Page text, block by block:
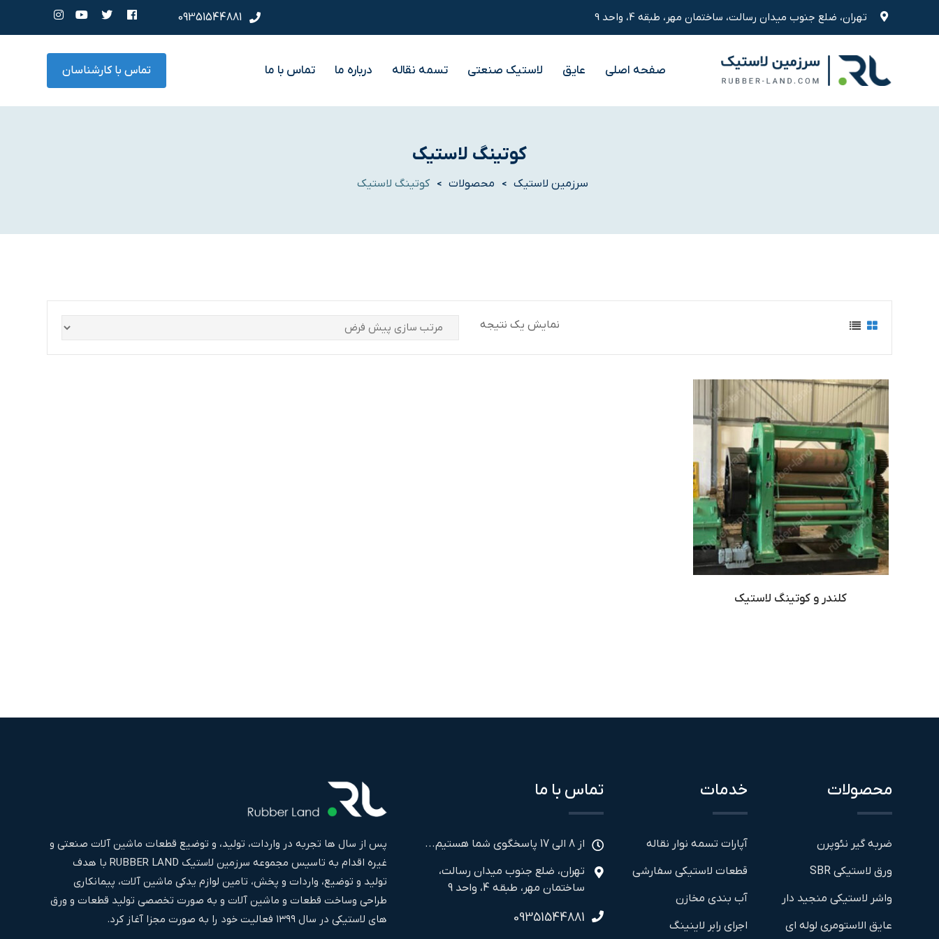
تهران، ضلع جنوب میدان رسالت، ساختمان مهر، طبقه 4، واحد 9 09351544881
صفحه اصلی عایق لاستیک صنعتی تسمه نقاله درباره ما تماس با ما تماس با کارشناسان
کوتینگ لاستیک
سرزمین لاستیک > محصولات > کوتینگ لاستیک
نمایش یک نتیجه
کلندر و کوتینگ لاستیک
محصولات
ضربه گیر نئوپرن
ورق لاستیکی SBR
واشر لاستیکی منجید دار
عایق الاستومری لوله ای
خدمات
آپارات تسمه نوار نقاله
قطعات لاستیکی سفارشی
آب بندی مخازن
اجرای رابر لاینینگ
تماس با ما
از 8 الی 17 پاسخگوی شما هستیم...
تهران، ضلع جنوب میدان رسالت،
ساختمان مهر، طبقه 4، واحد 9
09351544881
پس از سال ها تجربه در واردات، تولید، و توضیع قطعات ماشین آلات صنعتی و
غیره اقدام به تاسیس مجموعه سرزمین لاستیک RUBBER LAND با هدف
تولید و توضیع، واردات و پخش، تامین لوازم یدکی ماشین آلات، پیمانکاری
طراحی وساخت قطعات و ماشین آلات و به صورت تخصصی تولید قطعات و ورق
های لاستیکی در سال ۱۳۹۹ فعالیت خود را به صورت مجزا آغاز کرد.